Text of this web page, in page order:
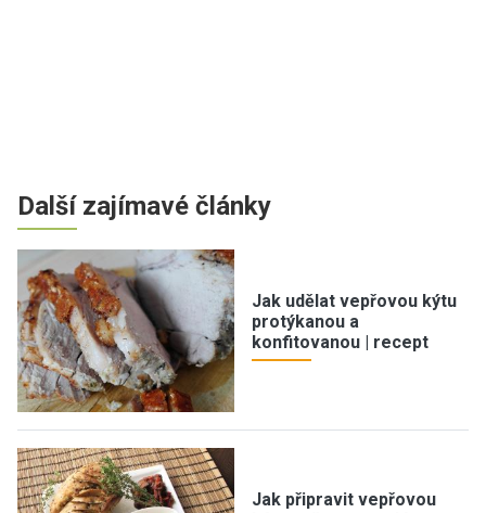
Další zajímavé články
Jak udělat vepřovou kýtu
protýkanou a
konfitovanou | recept
Jak připravit vepřovou